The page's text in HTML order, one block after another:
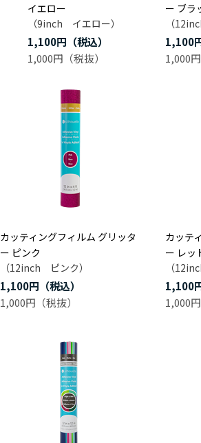
イエロー
（9inch イエロー）
1,100円
1,000円
ー ブラ
（
1,100
1,000円
カッティングフィルム グリッタ
ー ピンク
（12inch ピンク）
1,100円
1,000円
カッテ
ー レッ
（
1,100
1,000円